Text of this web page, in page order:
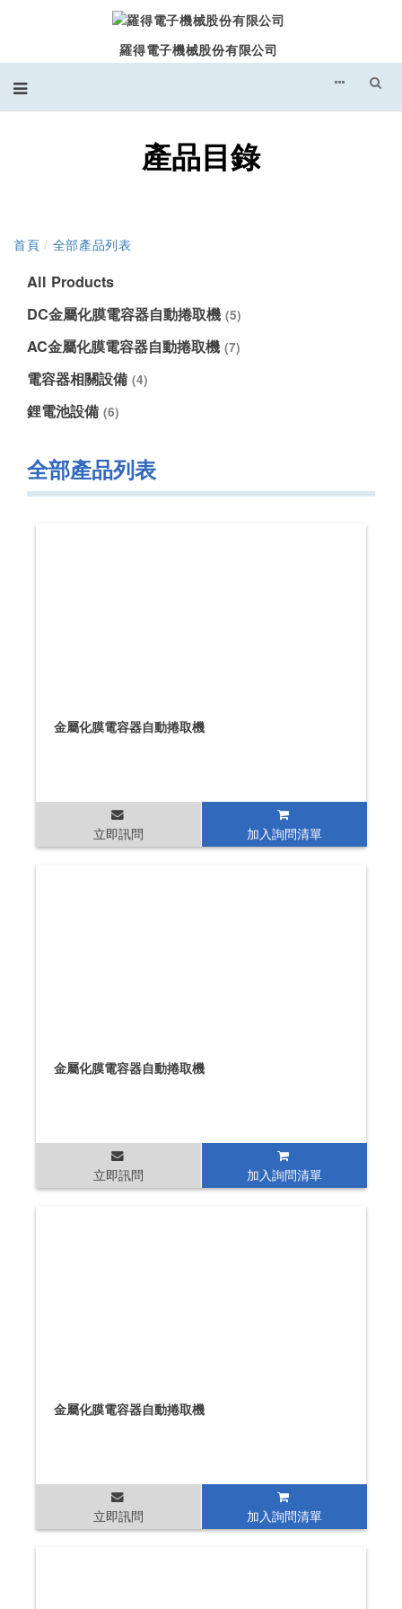
羅得電子機械股份有限公司
產品目錄
首頁 / 全部產品列表
All Products
DC金屬化膜電容器自動捲取機 (5)
AC金屬化膜電容器自動捲取機 (7)
電容器相關設備 (4)
鋰電池設備 (6)
全部產品列表
金屬化膜電容器自動捲取機
立即訊問 加入詢問清單
金屬化膜電容器自動捲取機
立即訊問 加入詢問清單
金屬化膜電容器自動捲取機
立即訊問 加入詢問清單